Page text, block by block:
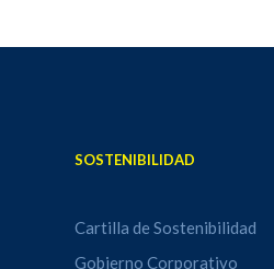
SOSTENIBILIDAD
Cartilla de Sostenibilidad
Gobierno Corporativo